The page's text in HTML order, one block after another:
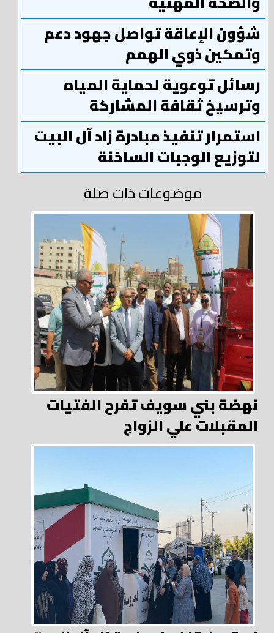
شؤون الإعاقة تواصل جهود دعم
وتمكين ذوي الهمم
رسائل توعوية لحماية المياه
وترسيخ ثقافة المشاركة
استمرار تنفيذ مبادرة زاد آل البيت
لتوزيع الوجبات الساخنة
موضوعات ذات صلة
نهضة بني سويف تفرح الفتيات
المقبلات علي الزواج